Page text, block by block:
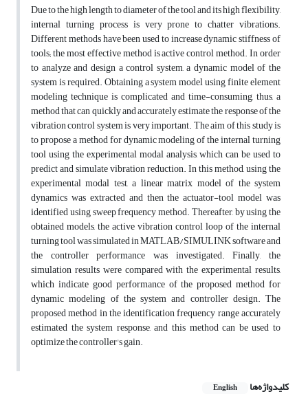
Due to the high length to diameter of the tool and its high flexibility,
internal turning process is very prone to chatter vibrations.
Different methods have been used to increase dynamic stiffness of
tools; the most effective method is active control method. In order
to analyze and design a control system, a dynamic model of the
system is required. Obtaining a system model using finite element
modeling technique is complicated and time-consuming, thus, a
method that can quickly and accurately estimate the response of the
vibration control system is very important. The aim of this study is
to propose a method for dynamic modeling of the internal turning
tool using the experimental modal analysis, which can be used to
predict and simulate vibration reduction. In this method, using the
experimental modal test, a linear matrix model of the system
dynamics was extracted and then the actuator-tool model was
identified using sweep frequency method. Thereafter, by using the
obtained models, the active vibration control loop of the internal
turning tool was simulated in MATLAB/SIMULINK software and
the controller performance was investigated. Finally, the
simulation results were compared with the experimental results,
which indicate good performance of the proposed method for
dynamic modeling of the system and controller design. The
proposed method in the identification frequency range accurately
estimated the system response, and this method can be used to
optimize the controller's gain.
کلیدواژه‌ها English